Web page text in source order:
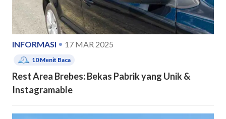
INFORMASI 17 MAR 2025
10Menit Baca
Rest Area Brebes: Bekas Pabrik yang Unik &
Instagramable